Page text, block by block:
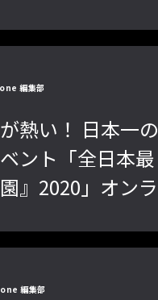
編集部
熱い！ 日本一の
ント「全日本最
』2020」オンラ
編集部